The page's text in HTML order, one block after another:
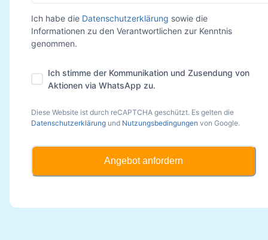
Ich habe die Datenschutzerklärung sowie die
Informationen zu den Verantwortlichen zur Kenntnis
genommen.
Ich stimme der Kommunikation und Zusendung von
Aktionen via WhatsApp zu.
Diese Website ist durch reCAPTCHA geschützt. Es gelten die
Datenschutzerklärung und Nutzungsbedingungen von Google.
Angebot anfordern